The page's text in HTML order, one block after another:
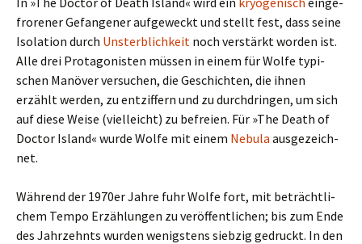
fro­re­ner Gefangener auf­ge­weckt und stellt fest, dass seine
Isolation durch Unsterblichkeit noch ver­stärkt worden ist.
Alle drei Protagonisten müssen in einem für Wolfe typi­
schen Manöver ver­su­chen, die Geschichten, die ihnen
erzählt werden, zu ent­zif­fern und zu durch­drin­gen, um sich
auf diese Weise (viel­leicht) zu befreien. Für »The Death of
Doctor Island« wurde Wolfe mit einem Nebula aus­ge­zeich­
net.
Während der 1970er Jahre fuhr Wolfe fort, mit beträcht­li­
chem Tempo Erzählungen zu ver­öf­fent­li­chen; bis zum Ende
des Jahrzehnts wurden wenig­stens sieb­zig gedruckt. In den